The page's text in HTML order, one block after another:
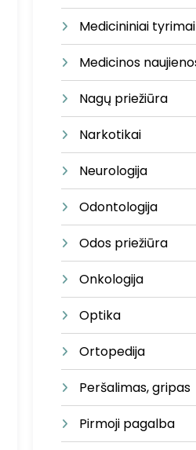
Medicininiai tyrimai
Medicinos
Nagų priežiūra
Narkotikai
Neurologija
Odontologija
Odos priežiūra
Onkologija
Optika
Ortopedija
Peršalimas, gripas
Pirmoji pagalba